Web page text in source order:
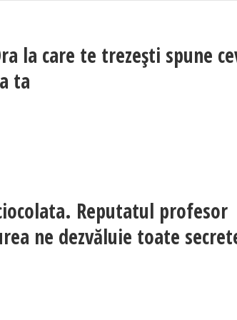
la care te trezești spune
ta
Reputatul profesor
ne dezvăluie toate